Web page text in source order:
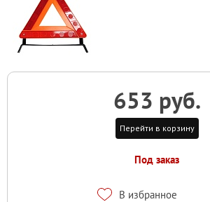
653 руб.
Перейти в корзину
Под заказ
В избранное